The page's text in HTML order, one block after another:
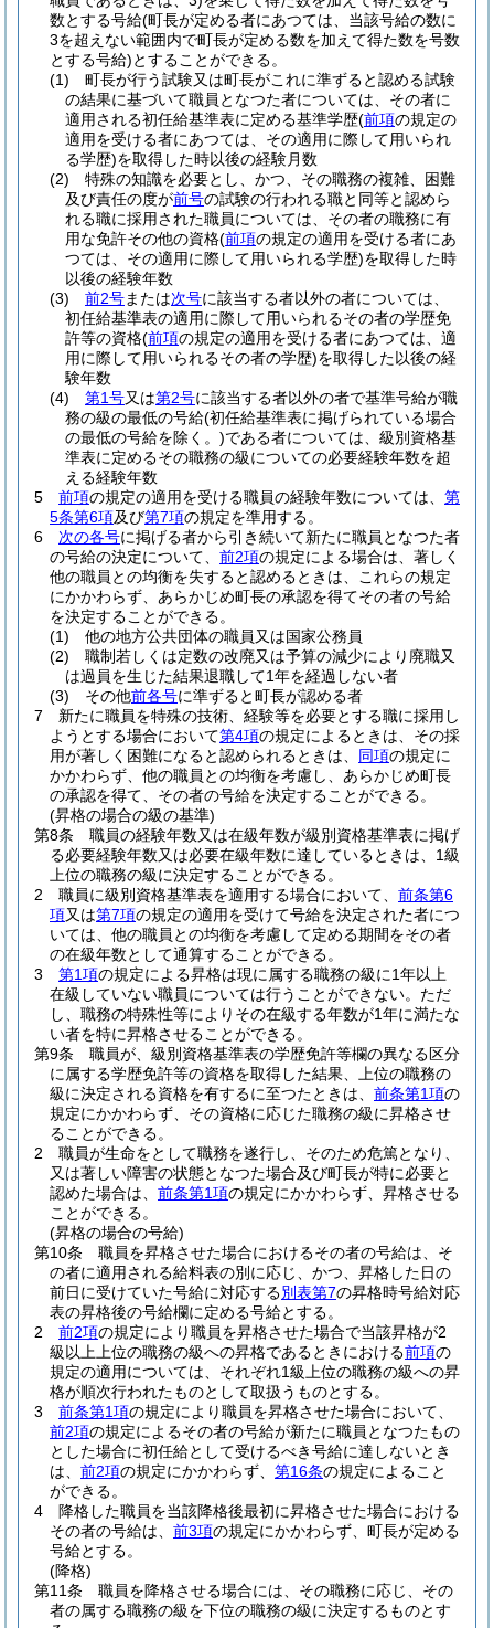
数とする号給(町長が定める者にあつては、当該号給の数に
3を超えない範囲内で町長が定める数を加えて得た数を号数
とする号給)とすることができる。
(1)
町長が行う試験又は町長がこれに準ずると認める試験
の結果に基づいて職員となつた者については、その者に
適用される初任給基準表に定める基準学歴(前項の規定の
適用を受ける者にあつては、その適用に際して用いられ
る学歴)を取得した時以後の経験月数
(2)
特殊の知識を必要とし、かつ、その職務の複雑、困難
及び責任の度が前号の試験の行われる職と同等と認めら
れる職に採用された職員については、その者の職務に有
用な免許その他の資格(前項の規定の適用を受ける者にあ
つては、その適用に際して用いられる学歴)を取得した時
以後の経験年数
(3)
前2号または次号に該当する者以外の者については、
初任給基準表の適用に際して用いられるその者の学歴免
許等の資格(前項の規定の適用を受ける者にあつては、適
用に際して用いられるその者の学歴)を取得した以後の経
験年数
(4)
第1号又は第2号に該当する者以外の者で基準号給が職
務の級の最低の号給(初任給基準表に掲げられている場合
の最低の号給を除く。)である者については、級別資格基
準表に定めるその職務の級についての必要経験年数を超
える経験年数
5
前項の規定の適用を受ける職員の経験年数については、 第
5条第6項及び第7項の規定を準用する。
6
次の各号に掲げる者から引き続いて新たに職員となつた者
の号給の決定について、 前2項の規定による場合は、著しく
他の職員との均衡を失すると認めるときは、これらの規定
にかかわらず、あらかじめ町長の承認を得てその者の号給
を決定することができる。
(1)
他の地方公共団体の職員又は国家公務員
(2)
職制若しくは定数の改廃又は予算の減少により廃職又
は過員を生じた結果退職して1年を経過しない者
(3)
その他前各号に準ずると町長が認める者
7
新たに職員を特殊の技術、経験等を必要とする職に採用し
ようとする場合において第4項の規定によるときは、その採
用が著しく困難になると認められるときは、 同項の規定に
かかわらず、他の職員との均衡を考慮し、あらかじめ町長
の承認を得て、その者の号給を決定することができる。
(昇格の場合の級の基準)
第8条
職員の経験年数又は在級年数が級別資格基準表に掲げ
る必要経験年数又は必要在級年数に達しているときは、1級
上位の職務の級に決定することができる。
2
職員に級別資格基準表を適用する場合において、 前条第6
項又は第7項の規定の適用を受けて号給を決定された者につ
いては、他の職員との均衡を考慮して定める期間をその者
の在級年数として通算することができる。
3
第1項の規定による昇格は現に属する職務の級に1年以上
在級していない職員については行うことができない。 ただ
し、職務の特殊性等によりその在級する年数が1年に満たな
い者を特に昇格させることができる。
第9条
職員が、級別資格基準表の学歴免許等欄の異なる区分
に属する学歴免許等の資格を取得した結果、上位の職務の
級に決定される資格を有するに至つたときは、 前条第1項の
規定にかかわらず、その資格に応じた職務の級に昇格させ
ることができる。
2
職員が生命をとして職務を遂行し、そのため危篤となり、
又は著しい障害の状態となつた場合及び町長が特に必要と
認めた場合は、 前条第1項の規定にかかわらず、昇格させる
ことができる。
(昇格の場合の号給)
第10条
職員を昇格させた場合におけるその者の号給は、そ
の者に適用される給料表の別に応じ、かつ、昇格した日の
前日に受けていた号給に対応する別表第7の昇格時号給対応
表の昇格後の号給欄に定める号給とする。
2
前2項の規定により職員を昇格させた場合で当該昇格が2
級以上上位の職務の級への昇格であるときにおける前項の
規定の適用については、それぞれ1級上位の職務の級への昇
格が順次行われたものとして取扱うものとする。
3
前条第1項の規定により職員を昇格させた場合において、
前2項の規定によるその者の号給が新たに職員となつたもの
とした場合に初任給として受けるべき号給に達しないとき
は、 前2項の規定にかかわらず、 第16条の規定によること
ができる。
4
降格した職員を当該降格後最初に昇格させた場合における
その者の号給は、 前3項の規定にかかわらず、町長が定める
号給とする。
(降格)
第11条
職員を降格させる場合には、その職務に応じ、その
者の属する職務の級を下位の職務の級に決定するものとす